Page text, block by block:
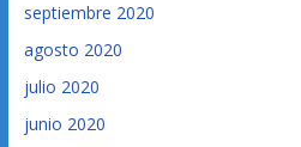
septiembre 2020
agosto 2020
julio 2020
junio 2020